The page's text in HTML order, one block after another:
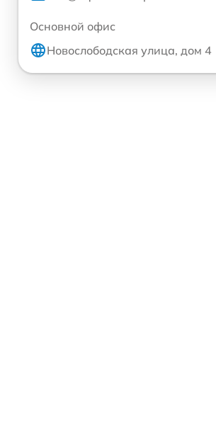
Основной офис
Новослободская улица, дом 4